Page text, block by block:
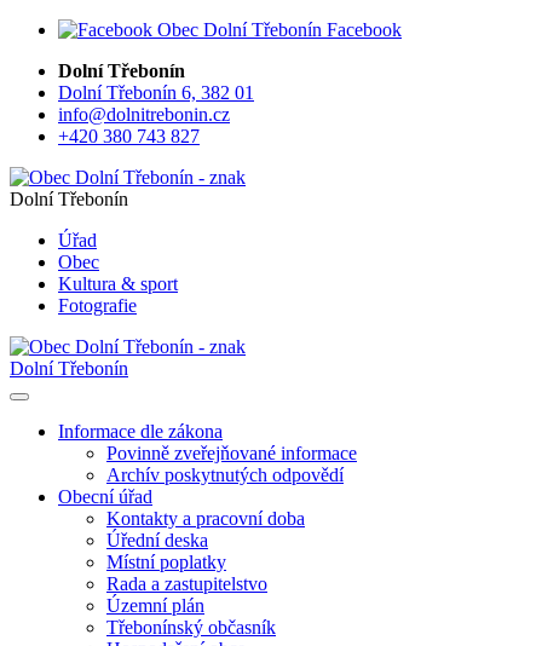
Facebook
Dolní Třebonín
Dolní Třebonín 6, 382 01
info@dolnitrebonin.cz
+420 380 743 827
Dolní Třebonín
Úřad
Obec
Kultura & sport
Fotografie
Dolní Třebonín
Informace dle zákona
Povinně zveřejňované informace
Archív poskytnutých odpovědí
Obecní úřad
Kontakty a pracovní doba
Úřední deska
Místní poplatky
Rada a zastupitelstvo
Územní plán
Třebonínský občasník